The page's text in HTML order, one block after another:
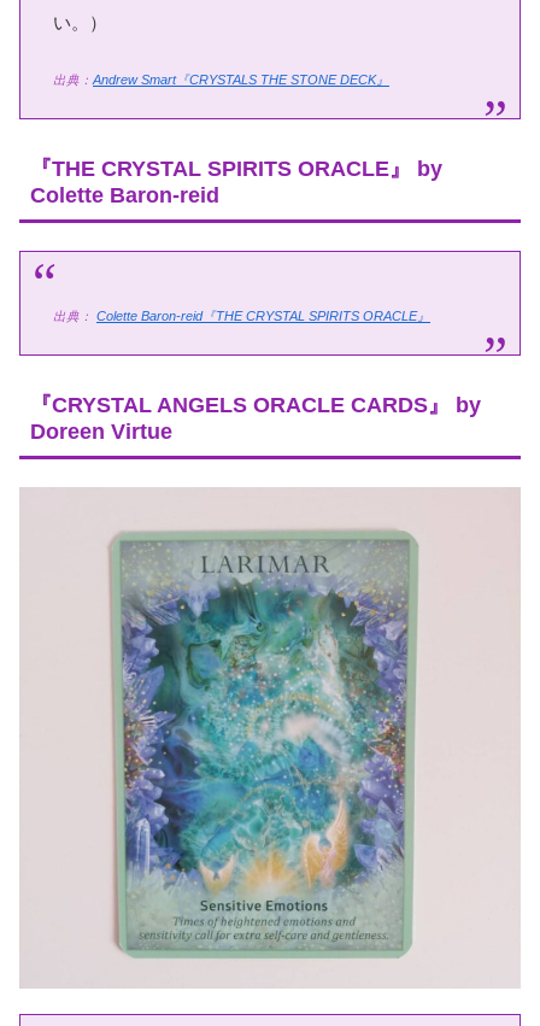
い。）
出典：Andrew Smart『CRYSTALS THE STONE DECK』
『THE CRYSTAL SPIRITS ORACLE』 by
Colette Baron-reid
出典： Colette Baron-reid『THE CRYSTAL SPIRITS ORACLE』
『CRYSTAL ANGELS ORACLE CARDS』 by
Doreen Virtue